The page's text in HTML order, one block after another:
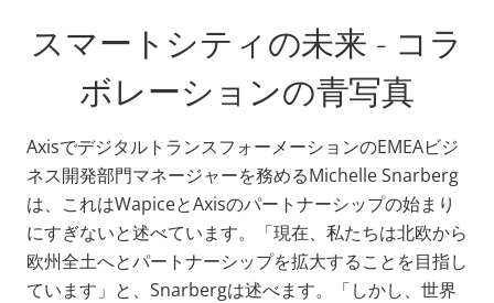
スマートシティの未来 - コラ
ボレーションの青写真
AxisでデジタルトランスフォーメーションのEMEAビジ
ネス開発部門マネージャーを務めるMichelle Snarberg
は、これはWapiceとAxisのパートナーシップの始まり
にすぎないと述べています。「現在、私たちは北欧から
欧州全土へとパートナーシップを拡大することを目指し
ています」と、Snarbergは述べます。「しかし、世界